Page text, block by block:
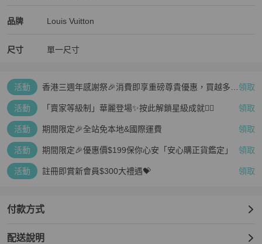
品牌
Louis Vuitton精品女包品牌介紹
Louis Vuitton
Louis Vuitton推薦清單
尺寸 單一尺寸
活動
香港三週年感謝祭🎉消費即享重磅尊貴優惠，買越多、 領取
活動 「賣家等級制」華麗登場✨按此解鎖星級成就👆🏻 領取
活動 期間限定🎉全站免本地&國際運費 領取
活動 期間限定🎉優惠價$199保你心安「安心購正貨鑑定」 領取
活動 註冊即賞新會員$300大禮遇💝 領取
付款方式
配送說明